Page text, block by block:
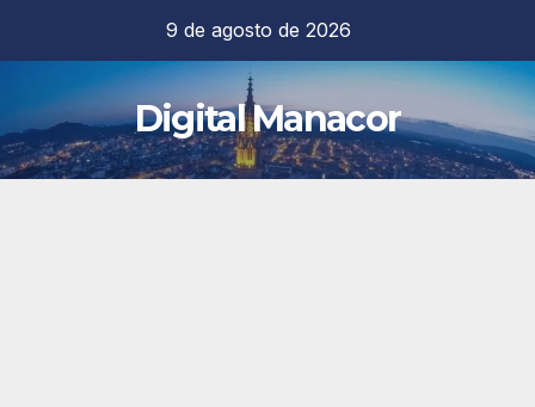
contenido
9 de agosto de 2026
Digital Manacor